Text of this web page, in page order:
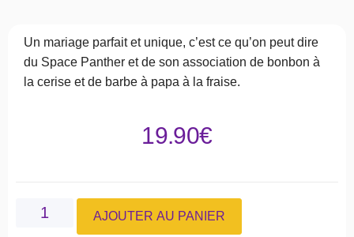
Un mariage parfait et unique, c’est ce qu’on peut dire
du Space Panther et de son association de bonbon à
la cerise et de barbe à papa à la fraise.
19.90€
AJOUTER AU PANIER